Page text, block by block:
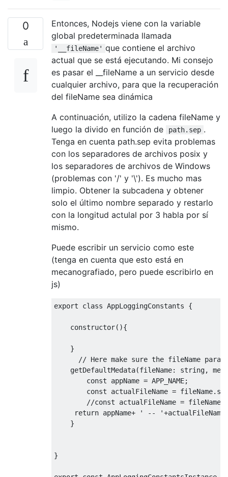
0
Entonces, Nodejs viene con la variable
global predeterminada llamada
'__fileName' que contiene el archivo
actual que se está ejecutando. Mi consejo
es pasar el __fileName a un servicio desde
cualquier archivo, para que la recuperación
del fileName sea dinámica
A continuación, utilizo la cadena fileName y
luego la divido en función de
path.sep .
Tenga en cuenta path.sep evita problemas
con los separadores de archivos posix y
los separadores de archivos de Windows
(problemas con '/' y '\'). Es mucho mas
limpio. Obtener la subcadena y obtener
solo el último nombre separado y restarlo
con la longitud actulal por 3 habla por sí
mismo.
Puede escribir un servicio como este
(tenga en cuenta que esto está en
mecanografiado, pero puede escribirlo en
js)
export class AppLoggingConstants {
constructor(){
}
// Here make sure the fileName
    getDefaultMedata
(fileName: string,
const appName = APP_NAME;
const actualFileName = fileName.
//const actualFileName = fileName;
return appName+ ' -- '+actualFileName
}
}